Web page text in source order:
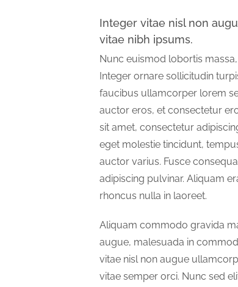
Integer vitae nisl non
vitae nibh ipsums.
Nunc euismod lobortis
Integer ornare sollicitudin
faucibus ullamcorper lorem
auctor eros, et consectetur
sit amet, consectetur
eget molestie tincidunt,
auctor varius. Fusce
adipiscing pulvinar. Aliquam
rhoncus nulla in laoreet.
Aliquam commodo gravida
augue, malesuada in
vitae nisl non augue
vitae semper orci. Nunc sed